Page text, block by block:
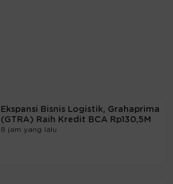
Ekspansi Bisnis Logistik, Grahaprima
(GTRA) Raih Kredit BCA Rp130,5M
8 jam yang lalu